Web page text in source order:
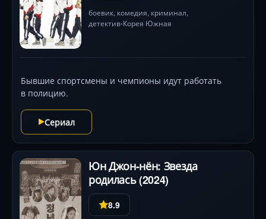
боевик, комедия, криминал,
детектив•Корея Южная
Бывшие спортсмены и чемпионы идут работать
в полицию.
Сериал
Юн Джон-нён: Звезда
родилась (2024)
8.9